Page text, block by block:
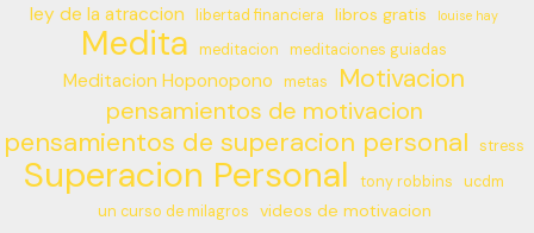
ley de la atraccion libertad financiera libros gratis louise hay
Medita meditacion meditaciones guiadas
Meditacion Hoponopono metas Motivacion
pensamientos de motivacion
pensamientos de superacion personal stress
Superacion Personal tony robbins
ucdm
un curso de milagros
videos de motivacion